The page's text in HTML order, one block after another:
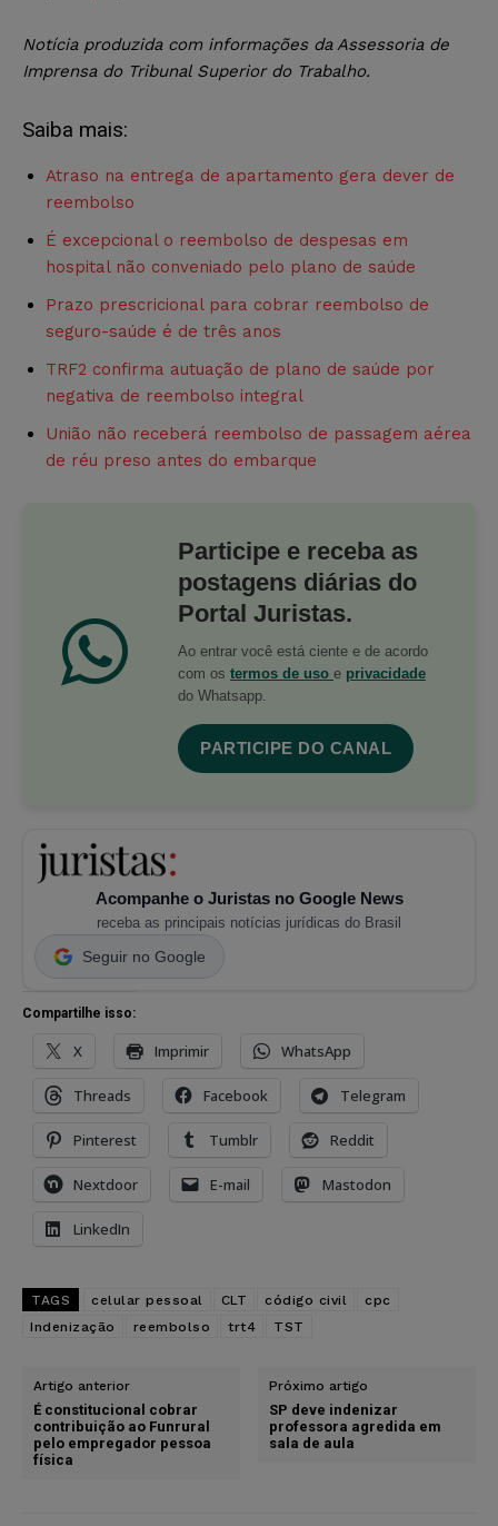
Notícia produzida com informações da Assessoria de
Imprensa do Tribunal Superior do Trabalho.
Saiba mais:
Atraso na entrega de apartamento gera dever de
reembolso
É excepcional o reembolso de despesas em
hospital não conveniado pelo plano de saúde
Prazo prescricional para cobrar reembolso de
seguro-saúde é de três anos
TRF2 confirma autuação de plano de saúde por
negativa de reembolso integral
União não receberá reembolso de passagem aérea
de réu preso antes do embarque
Participe e receba as
postagens diárias do
Portal Juristas.
Ao entrar você está ciente e de acordo
com os termos de uso e privacidade
do Whatsapp.
PARTICIPE DO CANAL
Acompanhe o Juristas no Google News
receba as principais notícias jurídicas do Brasil
Seguir no Google
Compartilhe isso:
X Imprimir WhatsApp
Threads Facebook Telegram
Pinterest Tumblr Reddit
Nextdoor E-mail Mastodon
LinkedIn
TAGS celular pessoal CLT código civil
cpc
Indenização
reembolso trt4 TST
Artigo anterior
É constitucional cobrar
contribuição ao Funrural
pelo empregador pessoa
física
Próximo artigo
SP deve indenizar
professora agredida em
sala de aula